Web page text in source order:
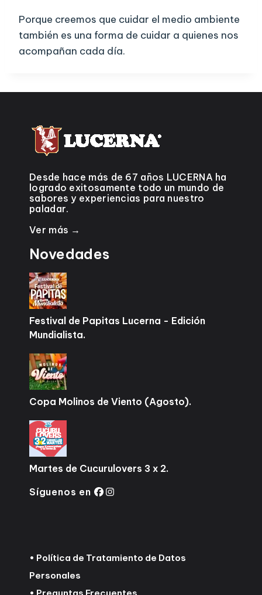
Porque creemos que cuidar el medio ambiente
también es una forma de cuidar a quienes nos
acompañan cada día.
Desde hace más de 67 años LUCERNA ha
logrado exitosamente todo un mundo de
sabores y experiencias para nuestro
paladar.
Ver más →
Novedades
Festival de Papitas Lucerna - Edición
Mundialista.
Copa Molinos de Viento (Agosto).
Martes de Cucurulovers 3 x 2.
Síguenos en
• Política de Tratamiento de Datos
Personales